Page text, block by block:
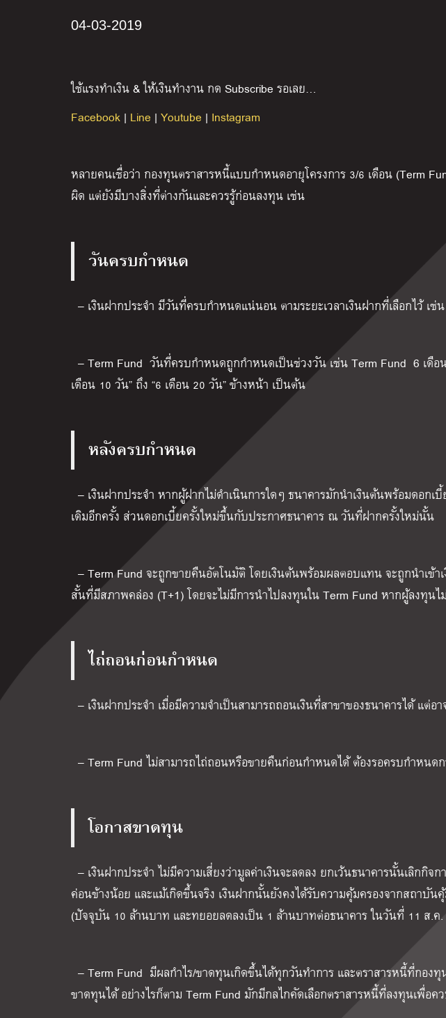
04-03-2019
ใช้แรงทำเงิน & ให้เงินทำงาน กด Subscribe รอเลย…
Facebook | Line | Youtube | Instagram
หลายคนเชื่อว่า กองทุนตราสารหนี้แบบกำหนดอายุโครงการ 3/6 เดือน (Term
ผิด แต่ยังมีบางสิ่งที่ต่างกันและควรรู้ก่อนลงทุน เช่น
วันครบกำหนด
– เงินฝากประจำ มีวันที่ครบกำหนดแน่นอน ตามระยะเวลาเงินฝากที่เลือกไว้ เช่น
– Term Fund วันที่ครบกำหนดถูกกำหนดเป็นช่วงวัน เช่นTerm Fund 6 เดื
เดือน 10 วัน” ถึง “6 เดือน 20 วัน”ข้างหน้า เป็นต้น
หลังครบกำหนด
– เงินฝากประจำ หากผู้ฝากไม่ดำเนินการใดๆ ธนาคารมักนำเงินต้นพร้อมดอกเบี้
เดิมอีกครั้ง ส่วนดอกเบี้ยครั้งใหม่ขึ้นกับประกาศธนาคาร ณ วันที่ฝากครั้งใหม่นั้น
– Term Fund จะถูกขายคืนอัตโนมัติ โดยเงินต้นพร้อมผลตอบแทน จะถูกนำเข้
สั้นที่มีสภาพคล่อง (T+1)โดยจะไม่มีการนำไปลงทุนในTerm Fund หากผู้ลงทุนไ
ไถ่ถอนก่อนกำหนด
– เงินฝากประจำ เมื่อมีความจำเป็นสามารถถอนเงินที่สาขาของธนาคารได้ แต่อ
– Term Fundไม่สามารถไถ่ถอนหรือขายคืนก่อนกำหนดได้ ต้องรอครบกำหนด
โอกาสขาดทุน
– เงินฝากประจำ ไม่มีความเสี่ยงว่ามูลค่าเงินจะลดลง ยกเว้นธนาคารนั้นเลิกกิ
ค่อนข้างน้อย และแม้เกิดขึ้นจริง เงินฝากนั้นยังคงได้รับความคุ้มครองจากสถาบัน
(ปัจจุบัน 10 ล้านบาท และทยอยลดลงเป็น 1 ล้านบาทต่อธนาคาร ในวันที่ 11 ส.ค.
– Term Fund มีผลกำไร/ขาดทุนเกิดขึ้นได้ทุกวันทำการ และตราสารหนี้ที่กอง
ขาดทุนได้ อย่างไรก็ตาม Term Fund มักมีกลไกคัดเลือกตราสารหนี้ที่ลงทุนเพื่อค